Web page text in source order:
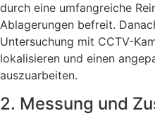
durch eine umfangreiche
Ablagerungen befreit.
Untersuchung mit CCTV-
lokalisieren und einen
auszuarbeiten.
2. Messung und